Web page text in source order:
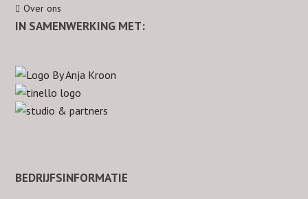
Over ons
IN SAMENWERKING MET:
BEDRIJFSINFORMATIE